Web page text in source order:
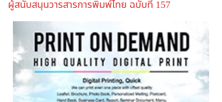
ผู้สนับสนุนวารสารการพิมพ์ไทย ฉบับที่ 157